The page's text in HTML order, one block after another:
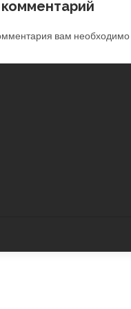
вам необходимо